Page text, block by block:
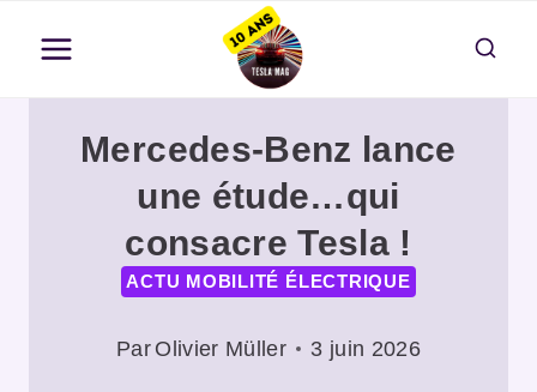
contenu
Mercedes-Benz lance
une étude…qui
consacre Tesla !
ACTU MOBILITÉ ÉLECTRIQUE
Par Olivier Müller 3 juin 2026